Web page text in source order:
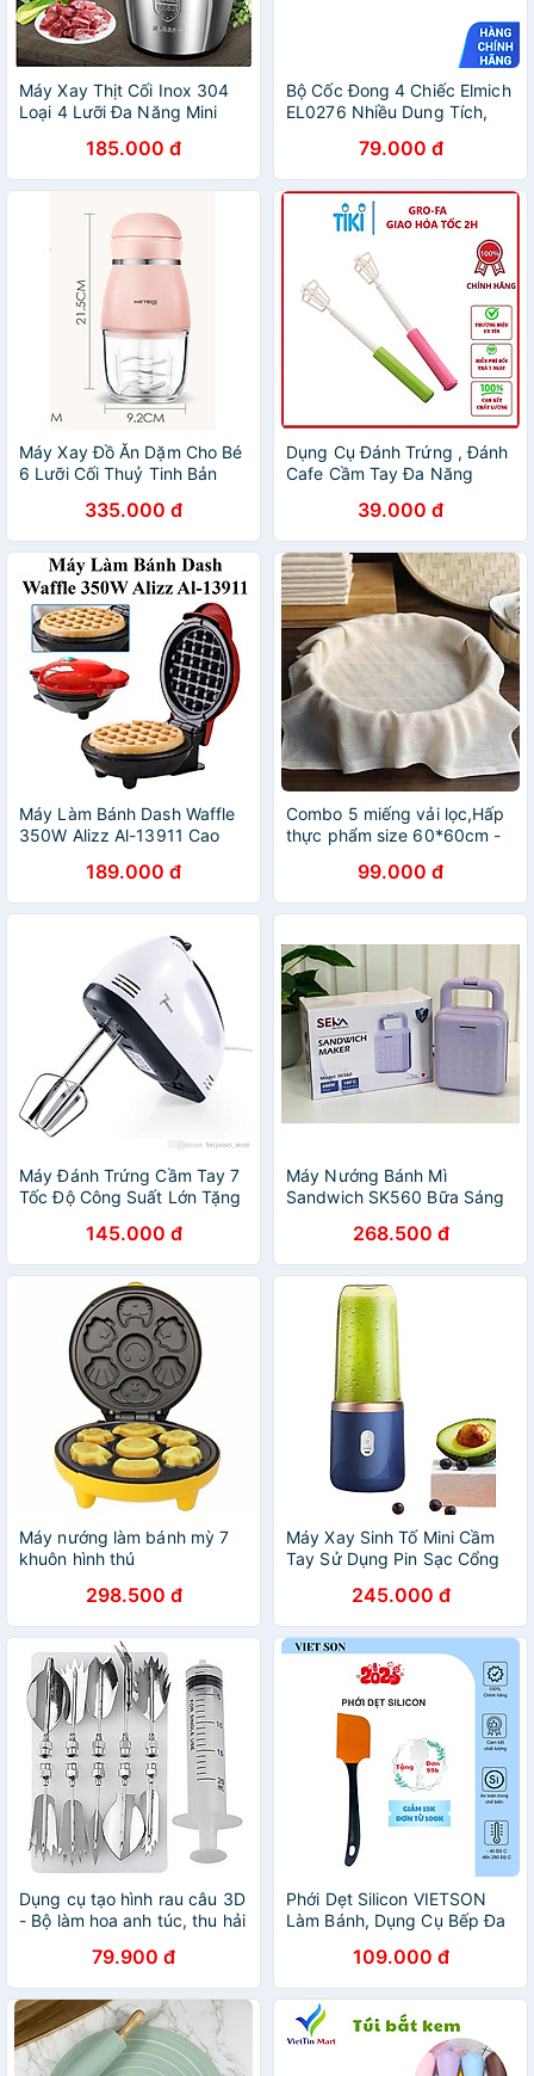
Máy Xay Thịt Cối Inox 304
Loại 4 Lưỡi Đa Năng Mini
Sử Dụng Dung Tích 2 Lít -
Hàng Nhập Khẩu
185.000 đ
Bộ Cốc Đong 4 Chiếc Elmich
EL0276 Nhiều Dung Tích,
BPA, Có Vạch Chia- JoyMall
79.000 đ
Máy Xay Đồ Ăn Dặm Cho Bé
6 Lưỡi Cối Thuỷ Tinh Bản
335.000 đ
Dụng Cụ Đánh Trứng , Đánh
Cafe Cầm Tay Đa Năng
39.000 đ
Máy Làm Bánh Dash Waffle
350W Alizz Al-13911 Cao
189.000 đ
Combo 5 miếng vải lọc,Hấp
thực phẩm size 60*60cm -
bánh bao99.000 đ
Máy Đánh Trứng Cầm Tay 7
Tốc Độ Công Suất Lớn Tặng
Không Gỉ - Hàng Chính Hãng
- Hàng Nhập Khẩu
145.000 đ
Máy Nướng Bánh Mì
Sandwich SK560 Bữa Sáng
Nhanh Đều Chống Dính
268.500 đ
Máy nướng làm bánh mỳ 7
khuôn hình thú
298.500 đ
Máy Xay Sinh Tố Mini Cầm
Tay Sử Dụng Pin Sạc Cổng
Siêu Tiện Lợi - Hàng chính
hãng
245.000 đ
Dụng cụ tạo hình rau câu 3D
- Bộ làm hoa anh túc, thu hải
Hàng chính hãng
79.900 đ
Phới Dẹt Silicon VIETSON
Làm Bánh, Dụng Cụ Bếp Đa
109.000 đ